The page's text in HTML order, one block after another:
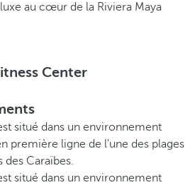
au cœur de la Riviera Maya
Center
situé dans un environnement
première ligne de l'une des plages
des Caraïbes.
situé dans un environnement